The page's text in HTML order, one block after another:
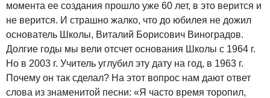
момента ее создания прошло уже 60 лет, в это верится и
не верится. И страшно жалко, что до юбилея не дожил
основатель Школы, Виталий Борисович Виноградов.
Долгие годы мы вели отсчет основания Школы с 1964 г.
Но в 2003 г. Учитель углубил эту дату на год, в 1963 г.
Почему он так сделал? На этот вопрос нам дают ответ
слова из знаменитой песни: «Я часто время торопил,